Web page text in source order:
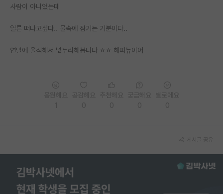
인문사회 계열 게시판
특수/전문대학원 게시판
반도체/AI 게시판
이벤트
반도체 아카데미
사람이 아니었는데
얼른 떠나고싶다.. 물속에 잠기는 기분이다..
연말에 울적해서 넋두리해봅니다 ㅎㅎ 해피뉴이어